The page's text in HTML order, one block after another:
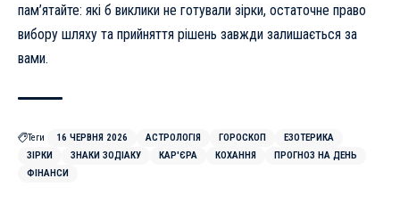
пам’ятайте: які б виклики не готували зірки, остаточне право
вибору шляху та прийняття рішень завжди залишається за
вами.
Теги 16 ЧЕРВНЯ 2026 АСТРОЛОГІЯ ГОРОСКОП
ЕЗОТЕРИКА
ЗІРКИ
ЗНАКИ ЗОДІАКУ КАР'ЄРА КОХАННЯ
ПРОГНОЗ НА ДЕНЬ
ФІНАНСИ